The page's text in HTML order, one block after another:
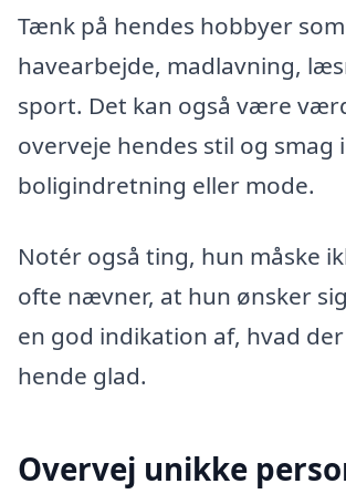
Tænk på hendes hobbyer som
havearbejde, madlavning,
sport. Det kan også være
overveje hendes stil og smag i
boligindretning eller mode.
Notér også ting, hun måske
ofte nævner, at hun ønsker
en god indikation af, hvad
hende glad.
Overvej unikke